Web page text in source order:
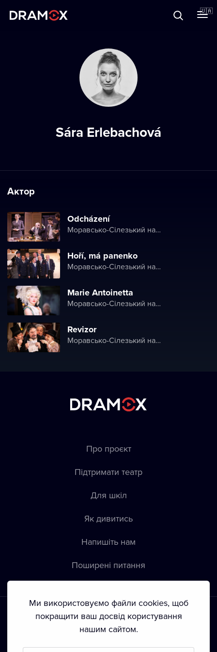
🇺🇦
Зареєструватися
Sára Erlebachová
Актор
Odcházení
Моравсько-Сілезький національний театр
Hoří, má panenko
Моравсько-Сілезький національний театр
Marie Antoinetta
Моравсько-Сілезький національний театр
Revizor
Моравсько-Сілезький національний театр
Про проєкт
Підтримати театр
Для шкіл
Як дивитись
Напишіть нам
Пoширені питання
Ми використовуємо файли cookies, щоб
покращити ваш досвід користування
нашим сайтом.